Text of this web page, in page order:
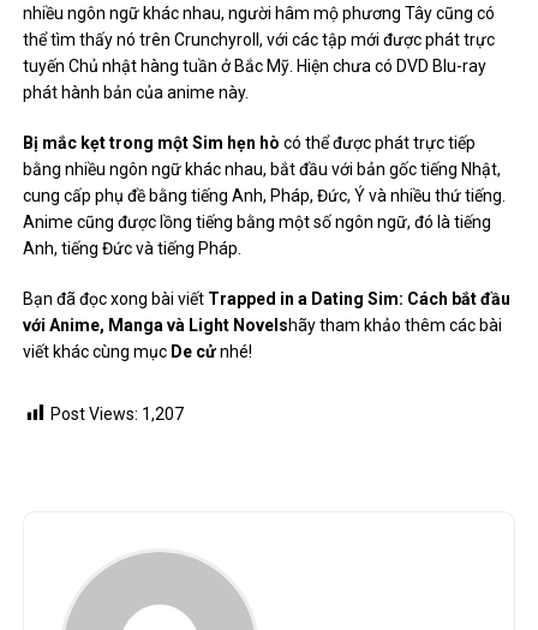
nhiều ngôn ngữ khác nhau, người hâm mộ phương Tây cũng có
thể tìm thấy nó trên Crunchyroll, với các tập mới được phát trực
tuyến Chủ nhật hàng tuần ở Bắc Mỹ. Hiện chưa có DVD Blu-ray
phát hành bản của anime này.
Bị mắc kẹt trong một Sim hẹn hòcó thể được phát trực tiếp
bằng nhiều ngôn ngữ khác nhau, bắt đầu với bản gốc tiếng Nhật,
cung cấp phụ đề bằng tiếng Anh, Pháp, Đức, Ý và nhiều thứ tiếng.
Anime cũng được lồng tiếng bằng một số ngôn ngữ, đó là tiếng
Anh, tiếng Đức và tiếng Pháp.
Bạn đã đọc xong bài viết Trapped in a Dating Sim: Cách bắt đầu
với Anime, Manga và Light Novelshãy tham khảo thêm các bài
viết khác cùng mục De cửnhé!
Post Views: 1,207